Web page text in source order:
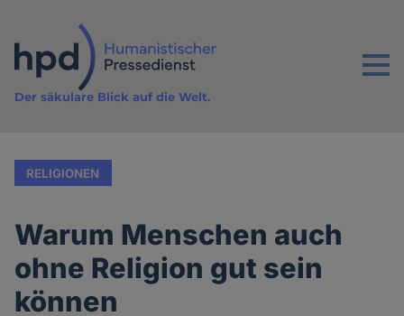
Inhalt
Menu
Der säkulare Blick auf die Welt.
RELIGIONEN
Warum Menschen auch
ohne Religion gut sein
können